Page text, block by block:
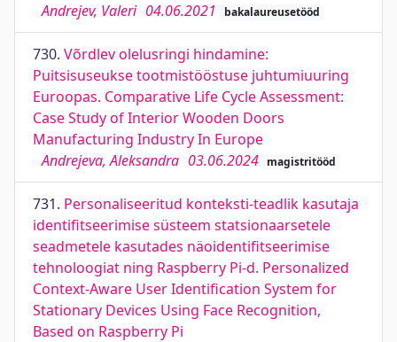
Andrejev, Valeri 04.06.2021 bakalaureusetööd
730. Võrdlev olelusringi hindamine:
Puitsisuseukse tootmistööstuse juhtumiuuring
Euroopas. Comparative Life Cycle Assessment:
Case Study of Interior Wooden Doors
Manufacturing Industry In Europe
Andrejeva, Aleksandra 03.06.2024 magistritööd
731. Personaliseeritud konteksti-teadlik kasutaja
identifitseerimise süsteem statsionaarsetele
seadmetele kasutades näoidentifitseerimise
tehnoloogiat ning Raspberry Pi-d. Personalized
Context-Aware User Identification System for
Stationary Devices Using Face Recognition,
Based on Raspberry Pi